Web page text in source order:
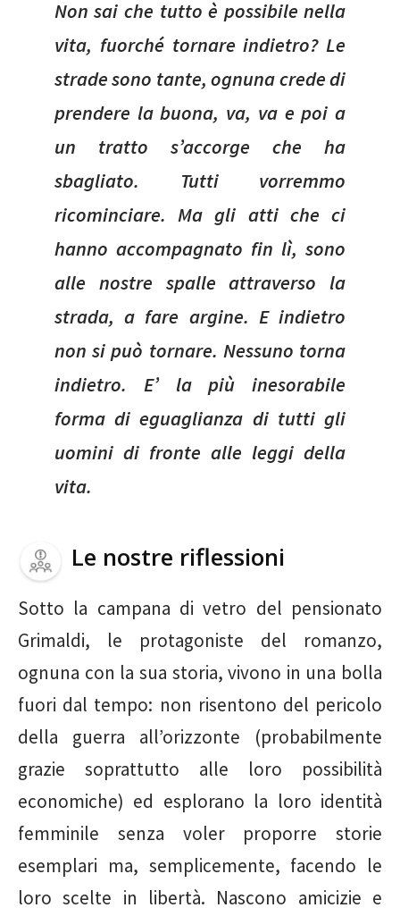
Non sai che tutto è possibile nella
vita, fuorché tornare indietro? Le
strade sono tante, ognuna crede di
prendere la buona, va, va e poi a
un tratto s’accorge che ha
sbagliato. Tutti vorremmo
ricominciare. Ma gli atti che ci
hanno accompagnato fin lì, sono
alle nostre spalle attraverso la
strada, a fare argine. E indietro
non si può tornare. Nessuno torna
indietro. E’ la più inesorabile
forma di eguaglianza di tutti gli
uomini di fronte alle leggi della
vita.
Le nostre riflessioni
Sotto la campana di vetro del pensionato
Grimaldi, le protagoniste del romanzo,
ognuna con la sua storia, vivono in una bolla
fuori dal tempo: non risentono del pericolo
della guerra all’orizzonte (probabilmente
grazie soprattutto alle loro possibilità
economiche) ed esplorano la loro identità
femminile senza voler proporre storie
esemplari ma, semplicemente, facendo le
loro scelte in libertà. Nascono amicizie e